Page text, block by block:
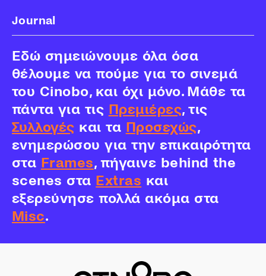
Journal
Εδώ σημειώνουμε όλα όσα
θέλουμε να πούμε για το σινεμά
του Cinobo, και όχι μόνο. Μάθε τα
πάντα για τις Πρεμιέρες, τις
Συλλογές και τα Προσεχώς,
ενημερώσου για την επικαιρότητα
στα Frames, πήγαινε behind the
scenes στα Extras και
εξερεύνησε πολλά ακόμα στα
Misc.